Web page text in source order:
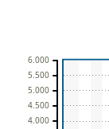
4.000
4.500
5.000
5.500
6.000